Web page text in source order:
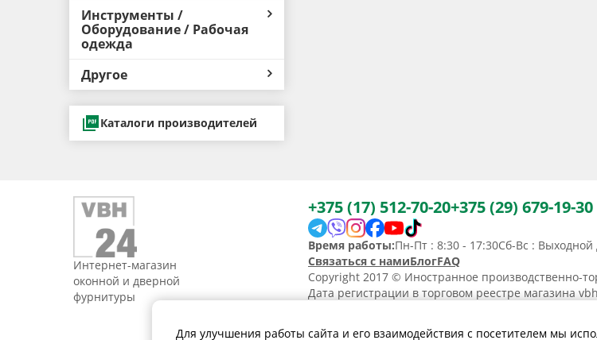
Инструменты /
Оборудование / Рабочая
одежда
Другое
Каталоги производителей
Интернет-магазин
оконной и дверной
фурнитуры
+375 (17) 512-70-20+375 (29) 679-19-30
Время работы:Пн-Пт : 8:30 - 17:30Сб-Вс : Выходной
Связаться с намиБлогFAQ
Copyright 2017 © Иностранное производственно-
Дата регистрации в торговом реестре магазина
Для улучшения работы сайта и его взаимодействия с посетителем мы